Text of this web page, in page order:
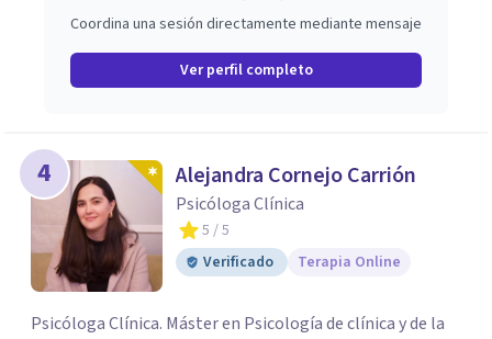
Coordina una sesión directamente mediante mensaje
Ver perfil completo
4 Alejandra Cornejo Carrión
Psicóloga Clínica
5 / 5
Verificado
Terapia Online
Psicóloga Clínica. Máster en Psicología de clínica y de la